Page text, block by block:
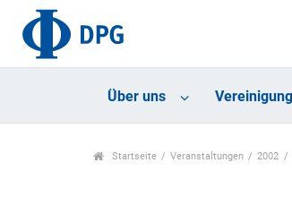
Über uns
Startseite Veranstaltungen 2002